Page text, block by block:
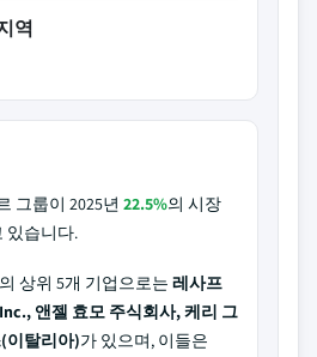
역
그룹이 2025년 22.5%의 시장
있습니다.
상위 5개 기업으로는 레사프
앤젤 효모 주식회사, 케리 그
이탈리아)가 있으며, 이들은